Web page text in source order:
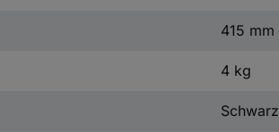
415 mm
4 kg
Schwarz